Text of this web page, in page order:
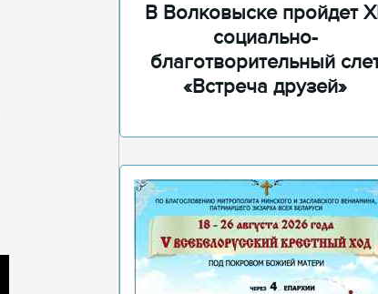
В Волковыске пройдет
социально-
благотворительный
«Встреча друзей»